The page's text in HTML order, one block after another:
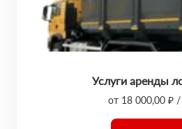
Услуги аренды
от 18 000,00 ₽ /